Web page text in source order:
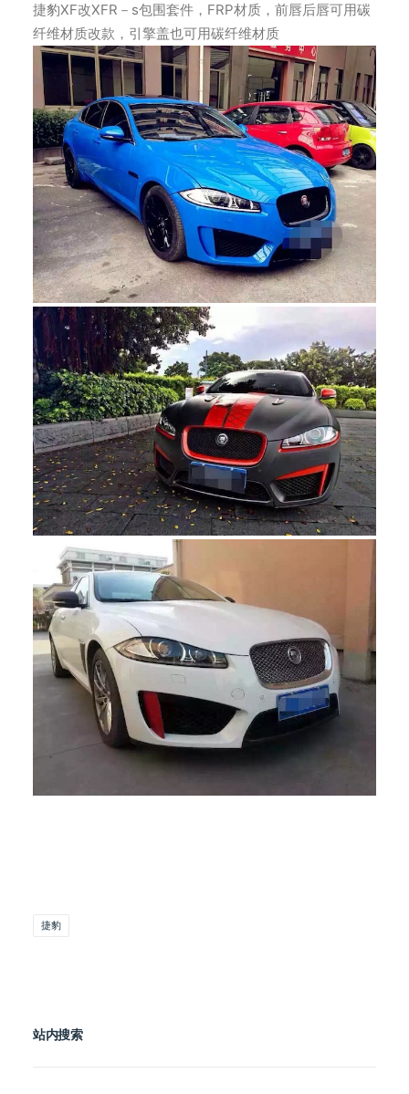
捷豹XF改XFR－s包围套件，FRP材质，前唇后唇可用碳
纤维材质改款，引擎盖也可用碳纤维材质
捷豹
站内搜索